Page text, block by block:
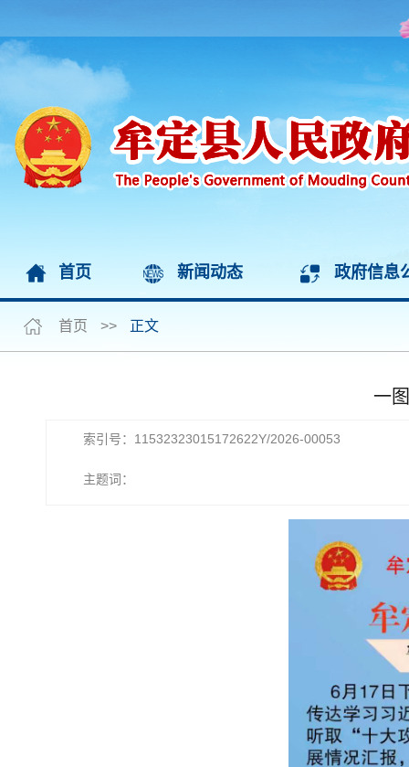
首页 新闻动态 政府信息
首页 >> 正文
一
索引号：11532323015172622Y/2026-00053
主题词：